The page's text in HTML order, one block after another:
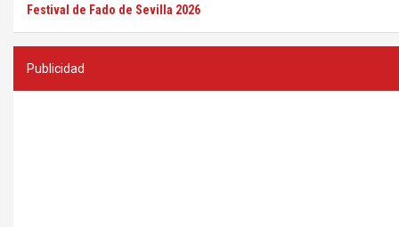
Festival de Fado de Sevilla 2026
Publicidad